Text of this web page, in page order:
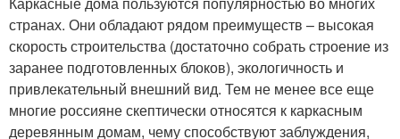
странах. Они обладают рядом преимуществ – высокая
скорость строительства (достаточно собрать строение из
заранее подготовленных блоков), экологичность и
привлекательный внешний вид. Тем не менее все еще
многие россияне скептически относятся к каркасным
деревянным домам, чему способствуют заблуждения,